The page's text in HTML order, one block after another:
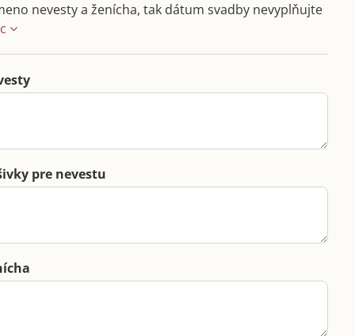
nevesty a ženícha, tak dátum svadby nevyplňujte
pre nevestu